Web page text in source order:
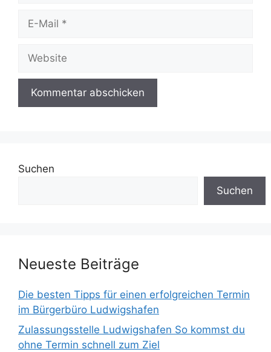
Mail
Suchen
Suchen
Neueste Beiträge
Die besten Tipps für einen erfolgreichen Termin
im Bürgerbüro Ludwigshafen
Zulassungsstelle Ludwigshafen So kommst du
ohne Termin schnell zum Ziel